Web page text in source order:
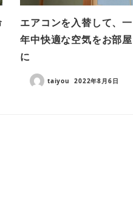
エアコンを入替して、一
年中快適な空気をお部屋
に
taiyou 2022年8月6日